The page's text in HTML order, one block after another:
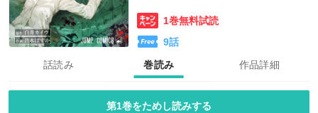
1巻無料試読
9話
話読み
巻読み 作品詳細
第1巻をためし読みする